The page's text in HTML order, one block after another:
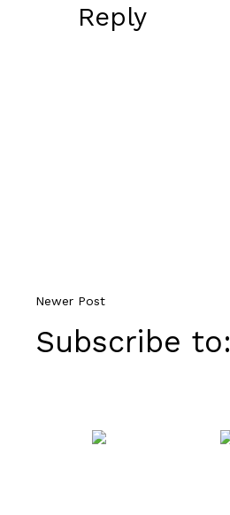
Reply
Newer Post
Subscribe to: